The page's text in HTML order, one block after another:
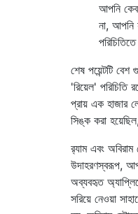
আপনি
না, আপনি
শেষ পয়েন্টটি
'রিয়েল'
প্রায় এক হাজার
সিঙ্ক করা
র‌্যাম এবং
উদাহরণস্বরূপ,
অব্যবহৃত
সরিয়ে নেওয়া